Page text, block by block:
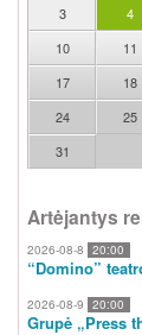
3
4
10
11
17
18
24
25
31
Artėjantys
2026-08-8 20:00
“Domino”
2026-08-9 20:00
Grupė „Press